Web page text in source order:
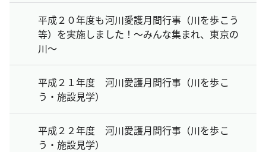
平成２０年度も河川愛護月間行事（川を歩こう
等）を実施しました！～みんな集まれ、東京の
川～
平成２１年度 河川愛護月間行事（川を歩こ
う・施設見学）
平成２２年度 河川愛護月間行事（川を歩こ
う・施設見学）